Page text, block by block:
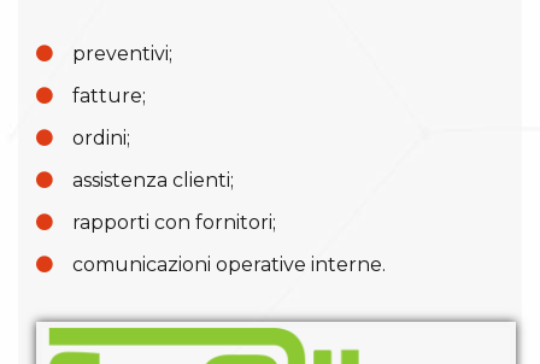
preventivi;
fatture;
ordini;
assistenza clienti;
rapporti con fornitori;
comunicazioni operative interne.